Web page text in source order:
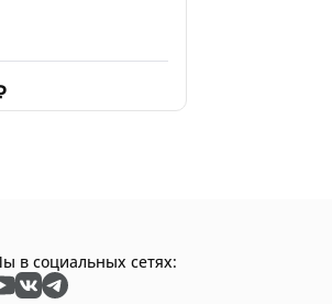
в социальных сетях: